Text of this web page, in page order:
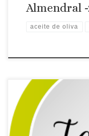
Almendral -
aceite de oliva
Licencia: CR-BA-
rural
Comarca